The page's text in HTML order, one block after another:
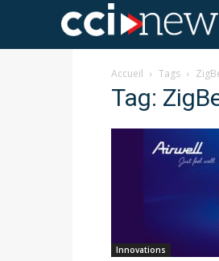
Accueil Tags
Tag:
Innovations